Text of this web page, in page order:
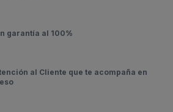
garantía al 100%
al Cliente que te acompaña en